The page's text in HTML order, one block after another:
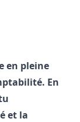
en pleine
En
et la